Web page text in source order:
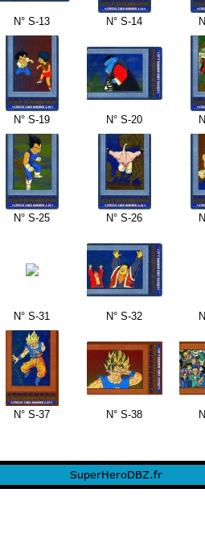
N° S-13 N° S-14
N° S-19 N° S-20
N° S-25 N° S-26
N° S-31 N° S-32
N° S-37 N° S-38